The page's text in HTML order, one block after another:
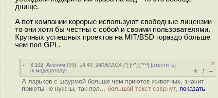
днище.
А вот компании корорые используют свободные лицензии -
то они хотя бы честны с собой и своими пользователями.
Крупных успешных проектов на MIT/BSD гораздо больше
чем пол GPL.
3.102 ,Аноним (99), 14:49, 24/06/2024 [^] [^^] [^^^] [ответить]
[к модератору]
–2
+ / –
А ларьков с шаурмой больше чем приютов животных, значит
приюты не нужны, так пол... большой текст свёрнут, показать